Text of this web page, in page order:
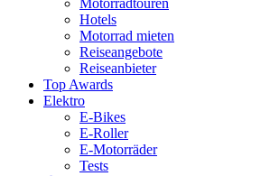
Motorradtouren
Hotels
Motorrad mieten
Reiseangebote
Reiseanbieter
Top Awards
Elektro
E-Bikes
E-Roller
E-Motorräder
Tests